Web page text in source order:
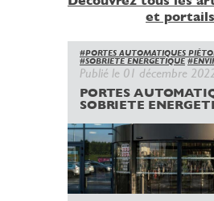
et portails
#PORTES AUTOMATIQUES
#SOBRIETE ENERGETIQUE
Publié le 01 décembre
PORTES
SOBRIETE